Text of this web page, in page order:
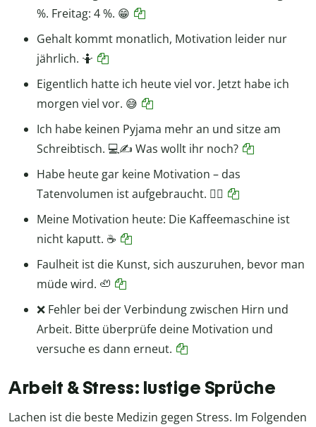
%. Freitag: 4 %. 😁
Gehalt kommt monatlich, Motivation leider nur
jährlich. 🤷
Eigentlich hatte ich heute viel vor. Jetzt habe ich
morgen viel vor. 😅
Ich habe keinen Pyjama mehr an und sitze am
Schreibtisch. 💻✍️ Was wollt ihr noch?
Habe heute gar keine Motivation – das
Tatenvolumen ist aufgebraucht. 😮‍💨
Meine Motivation heute: Die Kaffeemaschine ist
nicht kaputt. ☕
Faulheit ist die Kunst, sich auszuruhen, bevor man
müde wird. 🦥
❌ Fehler bei der Verbindung zwischen Hirn und
Arbeit. Bitte überprüfe deine Motivation und
versuche es dann erneut.
Arbeit & Stress: lustige Sprüche
Lachen ist die beste Medizin gegen Stress. Im Folgenden